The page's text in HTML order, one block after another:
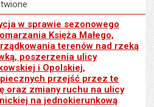
sprawie sezonowego
w sprawie sezonowego
Księża Małego,
terenów nad rzeką
poszerzenia ulicy
i Opolskiej,
przejść przez te
oraz zmiany ruchu na ulicy
na jednokierunkową